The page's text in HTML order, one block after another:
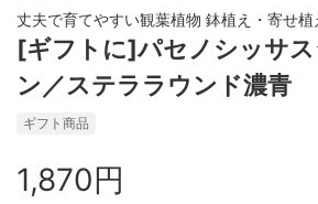
丈夫で育てやすい観葉植物 鉢植え・寄せ植
[ギフトに]パセノシッサ
ン／ステララウンド濃青
ギフト商品
1,870円